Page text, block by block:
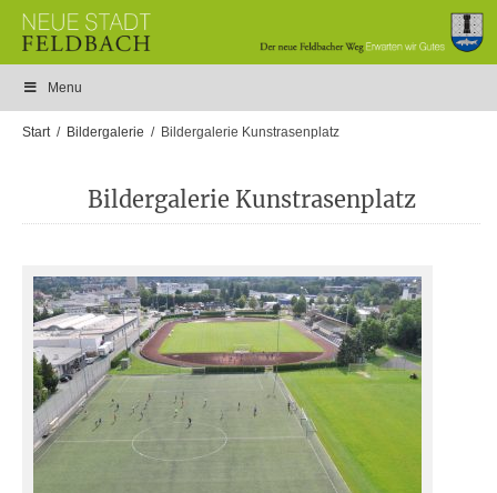
Menu
Start Bildergalerie Bildergalerie Kunstrasenplatz
Bildergalerie Kunstrasenplatz